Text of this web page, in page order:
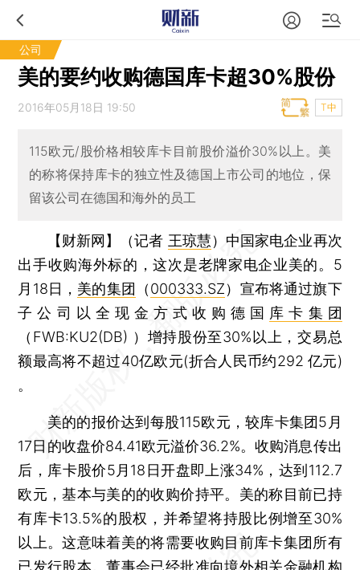
公司
美的要约收购德国库卡超30%股份
2016年05月18日 19:50 T中
115欧元/股价格相较库卡目前股价溢价30%以上。美
的称将保持库卡的独立性及德国上市公司的地位，保
留该公司在德国和海外的员工
【财新网】（记者 王琼慧） 中国家电企业再次
出手收购海外标的，这次是老牌家电企业美的。5
月18日， 美的集团 （000333.SZ）宣布将通过旗下
子公司以全现金方式收购德国 库卡集团
（FWB:KU2(DB) ）增持股份至30%以上，交易总
额最高将不超过40亿欧元(折合人民币约292 亿元)
。
美的的报价达到每股115欧元，较库卡集团5月
17日的收盘价84.41欧元溢价36.2%。收购消息传出
后，库卡股价5月18日开盘即上涨34%，达到112.7
欧元，基本与美的的收购价持平。美的称目前已持
有库卡13.5%的股权，并希望将持股比例增至30%
以上。这意味着美的将需要收购目前库卡集团所有
已发行股本。董事会已经批准向境外相关金融机构